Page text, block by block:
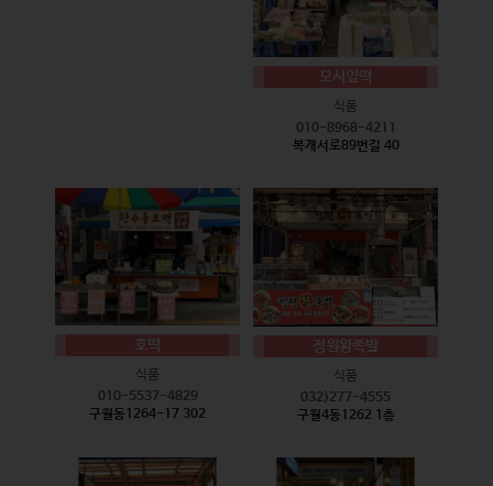
모시잎떡
식품
010-8968-4211
복개서로89번길 40
호떡
식품
010-5537-4829
구월동1264-17 302
정원왕족발
식품
032)277-4555
구월4동1262 1층